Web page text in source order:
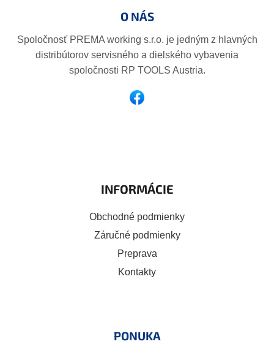
O NÁS
Spoločnosť PREMA working s.r.o. je jedným z hlavných
distribútorov servisného a dielského vybavenia
spoločnosti RP TOOLS Austria.
INFORMÁCIE
Obchodné podmienky
Záručné podmienky
Preprava
Kontakty
PONUKA